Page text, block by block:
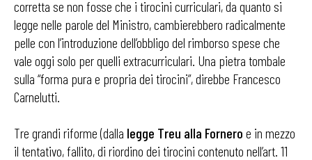
corretta se non fosse che i tirocini curriculari, da quanto si
legge nelle parole del Ministro, cambierebbero radicalmente
pelle con l’introduzione dell’obbligo del rimborso spese che
vale oggi solo per quelli extracurriculari. Una pietra tombale
sulla “forma pura e propria dei tirocini”, direbbe Francesco
Carnelutti.
Tre grandi riforme (dalla legge Treu alla Fornero e in mezzo
il tentativo, fallito, di riordino dei tirocini contenuto nell’art. 11